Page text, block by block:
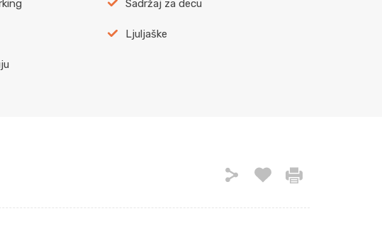
Sadržaj za decu
Ljuljaške